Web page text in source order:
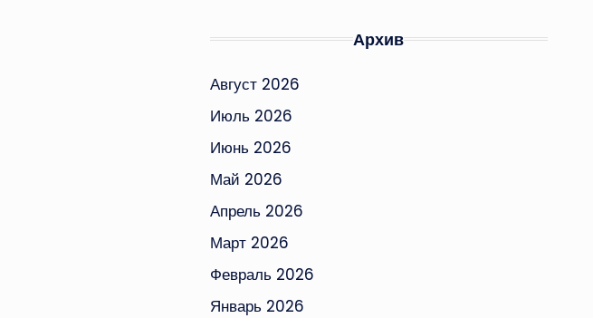
Архив
Август 2026
Июль 2026
Июнь 2026
Май 2026
Апрель 2026
Март 2026
Февраль 2026
Январь 2026